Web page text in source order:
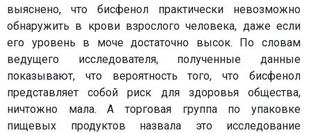
выяснено, что бисфенол практически невозможно
обнаружить в крови взрослого человека, даже если
его уровень в моче достаточно высок. По словам
ведущего исследователя, полученные данные
показывают, что вероятность того, что бисфенол
представляет собой риск для здоровья общества,
ничтожно мала. А торговая группа по упаковке
пищевых продуктов назвала это исследование